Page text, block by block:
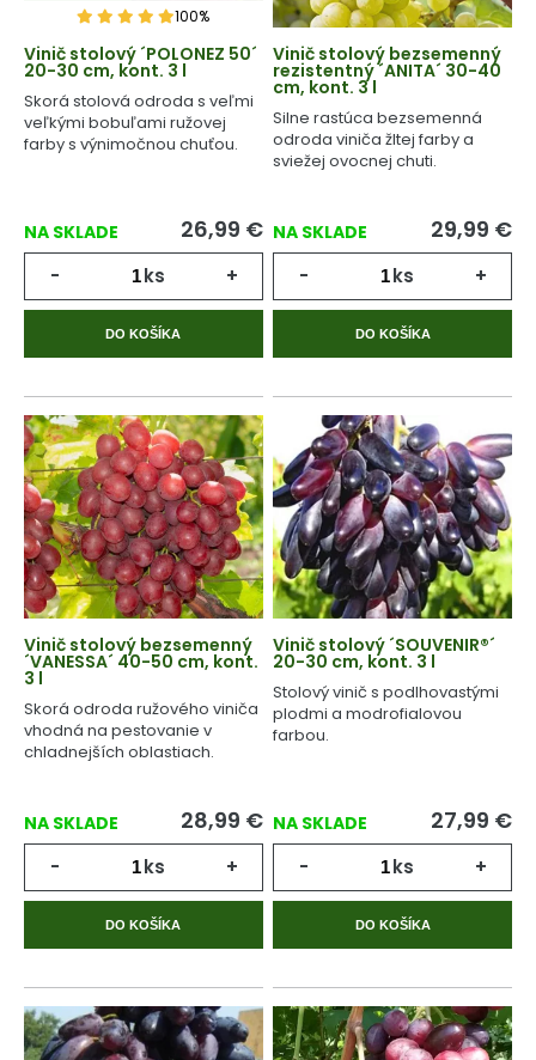
100%
Vinič stolový ´POLONEZ 50´
20-30 cm, kont. 3 l
Skorá stolová odroda s veľmi
veľkými bobuľami ružovej
farby s výnimočnou chuťou.
NA SKLADE 26,99 €
- ks +
DO KOŠÍKA
Vinič stolový bezsemenný
rezistentný ´ANITA´ 30-40
cm, kont. 3 l
Silne rastúca bezsemenná
odroda viniča žltej farby a
sviežej ovocnej chuti.
NA SKLADE 29,99 €
- ks +
DO KOŠÍKA
Vinič stolový bezsemenný
´VANESSA´ 40-50 cm, kont.
3 l
Skorá odroda ružového viniča
vhodná na pestovanie v
chladnejších oblastiach.
NA SKLADE 28,99 €
- ks +
DO KOŠÍKA
Vinič stolový ´SOUVENIR®´
20-30 cm, kont. 3 l
Stolový vinič s podlhovastými
plodmi a modrofialovou
farbou.
NA SKLADE 27,99 €
- ks +
DO KOŠÍKA